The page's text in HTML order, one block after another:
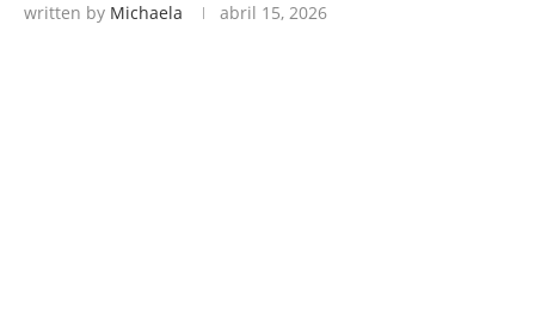
written by Michaela abril 15, 2026